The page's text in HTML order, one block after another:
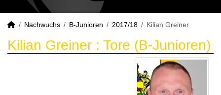
Nachwuchs B-Junioren 2017/18 Kilian Greiner
Kilian Greiner : Tore (B-Junioren)